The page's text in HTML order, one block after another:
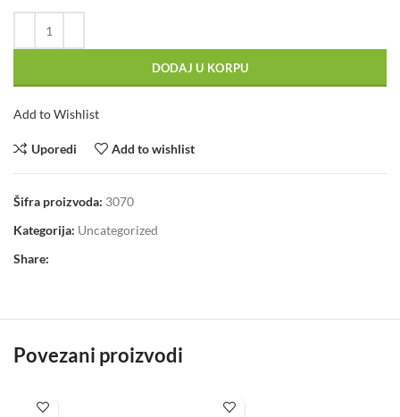
DODAJ U KORPU
Add to Wishlist
Uporedi Add to wishlist
Šifra proizvoda: 3070
Kategorija: Uncategorized
Share:
Povezani proizvodi